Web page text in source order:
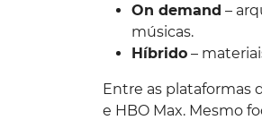
On demand –
músicas.
Híbrido –
Entre as plataformas
e HBO Max. Mesmo